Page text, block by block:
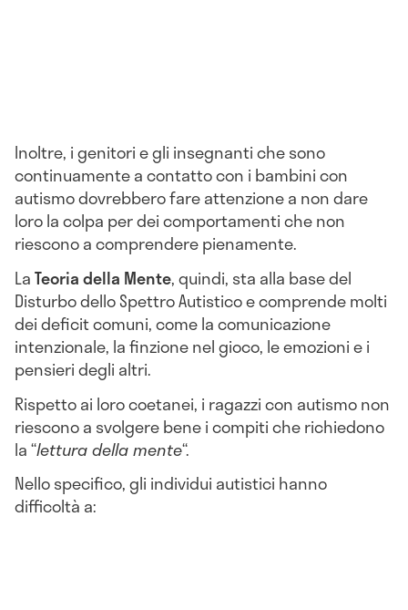
Inoltre, i genitori e gli insegnanti che sono
continuamente a contatto con i bambini con
autismo dovrebbero fare attenzione a non dare
loro la colpa per dei comportamenti che non
riescono a comprendere pienamente.
LaTeoria della Mente, quindi, sta alla base del
Disturbo dello Spettro Autistico e comprende molti
dei deficit comuni, come la comunicazione
intenzionale, la finzione nel gioco, le emozioni e i
pensieri degli altri.
Rispetto ai loro coetanei, i ragazzi con autismo non
riescono a svolgere bene i compiti che richiedono
la “lettura della mente“.
Nello specifico, gli individui autistici hanno
difficoltà a: